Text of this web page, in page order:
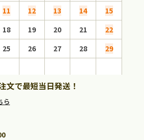
11 12 13 14
15
18 19 20 21
22
25 26 27 28
29
文で最短当日発送！
ら